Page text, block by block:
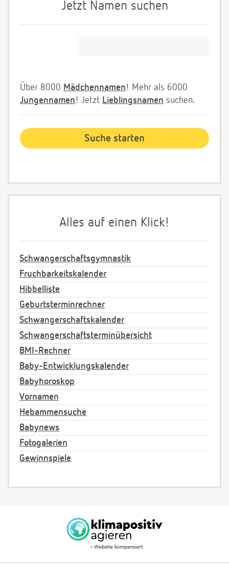
Jetzt Namen suchen
Über 8000 Mädchennamen! Mehr als 6000
Jungennamen! Jetzt Lieblingsnamen suchen.
Alles auf einen Klick!
Schwangerschaftsgymnastik
Fruchbarkeitskalender
Hibbelliste
Geburtsterminrechner
Schwangerschaftskalender
Schwangerschaftsterminübersicht
BMI-Rechner
Baby-Entwicklungskalender
Babyhoroskop
Vornamen
Hebammensuche
Babynews
Fotogalerien
Gewinnspiele